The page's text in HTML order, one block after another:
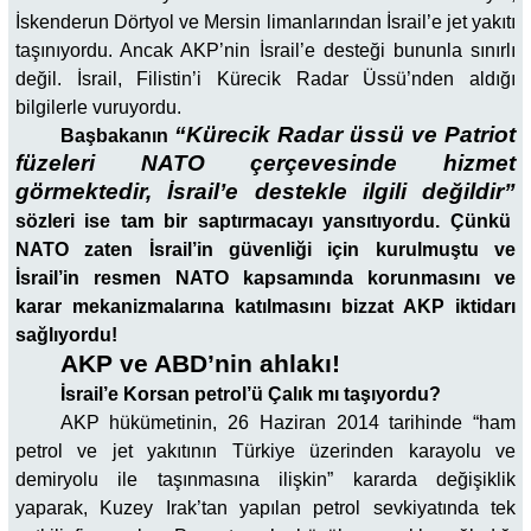
İskenderun Dörtyol ve Mersin limanlarından İsrail’e jet yakıtı
taşınıyordu. Ancak AKP’nin İsrail’e desteği bununla sınırlı
değil. İsrail, Filistin’i Kürecik Radar Üssü’nden aldığı
bilgilerle vuruyordu.
Başbakanın “Kürecik Radar üssü ve Patriot
füzeleri NATO çerçevesinde hizmet
görmektedir, İsrail’e destekle ilgili değildir”
sözleri ise tam bir saptırmacayı yansıtıyordu. Çünkü
NATO zaten İsrail’in güvenliği için kurulmuştu ve
İsrail’in resmen NATO kapsamında korunmasını ve
karar mekanizmalarına katılmasını bizzat AKP iktidarı
sağlıyordu!
AKP ve ABD’nin ahlakı!
İsrail’e Korsan petrol’ü Çalık mı taşıyordu?
AKP hükümetinin, 26 Haziran 2014 tarihinde “ham
petrol ve jet yakıtının Türkiye üzerinden karayolu ve
demiryolu ile taşınmasına ilişkin” kararda değişiklik
yaparak, Kuzey Irak’tan yapılan petrol sevkiyatında tek